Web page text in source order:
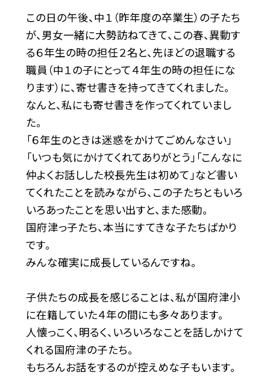
この日の午後、中１（昨年度の卒業生）の子たち
が、男女一緒に大勢訪ねてきて、この春、異動す
る６年生の時の担任２名と、先ほどの退職する
職員（中１の子にとって４年生の時の担任にな
ります）に、寄せ書きを持ってきてくれました。
なんと、私にも寄せ書きを作ってくれていまし
た。
「６年生のときは迷惑をかけてごめんなさい」
「いつも気にかけてくれてありがとう」「こんなに
仲よくお話しした校長先生は初めて」など書い
てくれたことを読みながら、この子たちともいろ
いろあったことを思い出すと、また感動。
国府津っ子たち、本当にすてきな子たちばかり
です。
みんな確実に成長しているんですね。
子供たちの成長を感じることは、私が国府津小
に在籍していた４年の間にも多々あります。
人懐っこく、明るく、いろいろなことを話しかけて
くれる国府津の子たち。
もちろんお話をするのが控えめな子もいます。